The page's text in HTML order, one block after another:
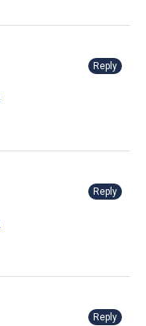
Reply
Reply
Reply